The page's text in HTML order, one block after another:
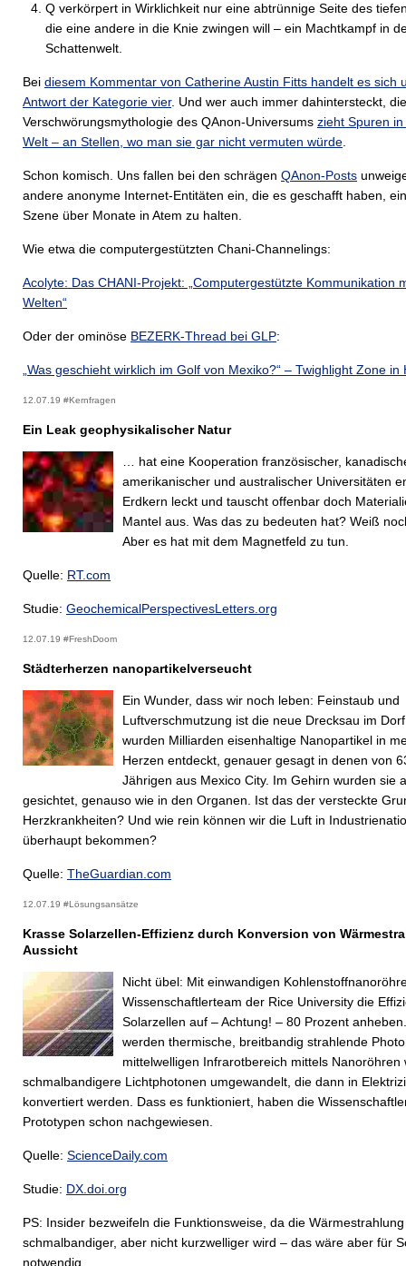
Q verkörpert in Wirklichkeit nur eine abtrünnige Seite des
die eine andere in die Knie zwingen will – ein Machtkampf in
Schattenwelt.
Bei diesem Kommentar von Catherine Austin Fitts handelt es sich
Antwort der Kategorie vier. Und wer auch immer dahintersteckt,
Verschwörungsmythologie des QAnon-Universums zieht Spuren
Welt – an Stellen, wo man sie gar nicht vermuten würde
Schon komisch. Uns fallen bei den schrägen QAnon-Posts
andere anonyme Internet-Entitäten ein, die es geschafft haben,
Szene über Monate in Atem zu halten.
Wie etwa die computergestützten Chani-Channelings:
Acolyte: Das CHANI-Projekt: „Computergestützte Kommunikation
Welten“
Oder der ominöse BEZERK-Thread bei GLP:
„Was geschieht wirklich im Golf von Mexiko?“ – Twighlight Zone in
12.07.19 #Kernfragen
Ein Leak geophysikalischer Natur
… hat eine Kooperation französischer,
amerikanischer und australischer Universitäten
Erdkern leckt und tauscht offenbar doch
Mantel aus. Was das zu bedeuten hat? Weiß
Aber es hat mit dem Magnetfeld zu tun.
Quelle: RT.com
Studie: GeochemicalPerspectivesLetters.org
12.07.19 #FreshDoom
Städterherzen nanopartikelverseucht
Ein Wunder, dass wir noch leben: Feinstaub und
Luftverschmutzung ist die neue Drecksau im
wurden Milliarden eisenhaltige Nanopartikel in
Herzen entdeckt, genauer gesagt in denen von
Jährigen aus Mexico City. Im Gehirn wurden sie
gesichtet, genauso wie in den Organen. Ist das der versteckte
Herzkrankheiten? Und wie rein können wir die Luft in
überhaupt bekommen?
Quelle: TheGuardian.com
12.07.19 #Lösungsansätze
Krasse Solarzellen-Effizienz durch Konversion von
Aussicht
Nicht übel: Mit einwandigen
Wissenschaftlerteam der Rice University die
Solarzellen auf – Achtung! – 80 Prozent
werden thermische, breitbandig strahlende
mittelwelligen Infrarotbereich mittels Nanoröhren
schmalbandigere Lichtphotonen umgewandelt, die dann in
konvertiert werden. Dass es funktioniert, haben die
Prototypen schon nachgewiesen.
Quelle: ScienceDaily.com
Studie: DX.doi.org
PS: Insider bezweifeln die Funktionsweise, da die
schmalbandiger, aber nicht kurzwelliger wird – das wäre aber für
notwendig.